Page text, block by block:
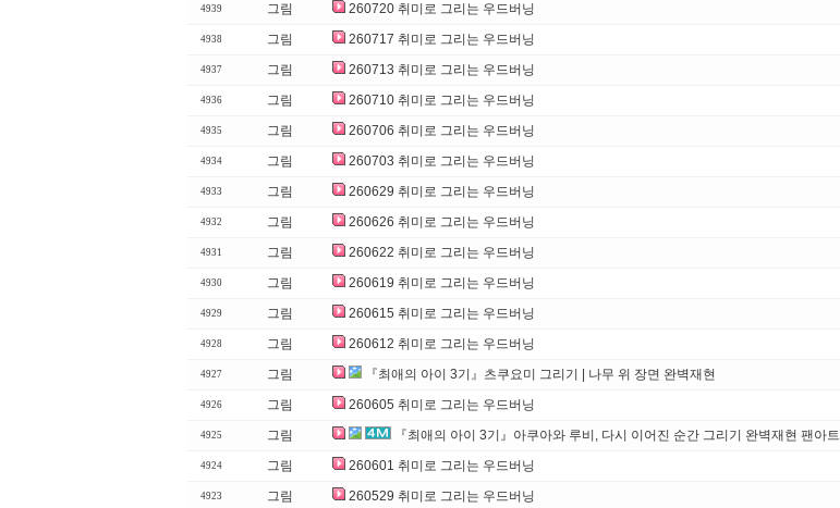
4939 그림 260720 취미로 그리는 우드버닝
4938 그림 260717 취미로 그리는 우드버닝
4937 그림 260713 취미로 그리는 우드버닝
4936 그림 260710 취미로 그리는 우드버닝
4935 그림 260706 취미로 그리는 우드버닝
4934 그림 260703 취미로 그리는 우드버닝
4933 그림 260629 취미로 그리는 우드버닝
4932 그림 260626 취미로 그리는 우드버닝
4931 그림 260622 취미로 그리는 우드버닝
4930 그림 260619 취미로 그리는 우드버닝
4929 그림 260615 취미로 그리는 우드버닝
4928 그림 260612 취미로 그리는 우드버닝
4927 그림 『최애의 아이 3기』츠쿠요미 그리기 | 나무 위 장면 완벽재현
4926 그림 260605 취미로 그리는 우드버닝
4925 그림 『최애의 아이 3기』아쿠아와 루비, 다시 이어진 순간 그리기 완벽재현 팬아트
4924 그림 260601 취미로 그리는 우드버닝
4923 그림 260529 취미로 그리는 우드버닝